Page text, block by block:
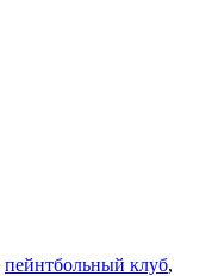
пейнтбольный клуб,